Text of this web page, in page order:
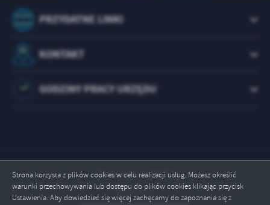
Strona korzysta z plików cookies w celu realizacji usług. Możesz określić
warunki przechowywania lub dostępu do plików cookies klikając przycisk
Ustawienia. Aby dowiedzieć się więcej zachęcamy do zapoznania się z
PRZYDATNE LINKI
KONTAKT
GODZINY PRACY URZĘDU
Odwiedzin: 1073496
Online: 2